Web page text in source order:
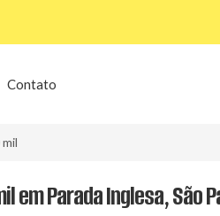
Contato
em Parada Inglesa, São